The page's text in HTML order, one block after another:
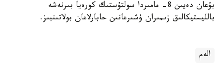
بۇعان دەيىن 8- مامىردا سولتۇستىك كورەيا بىرنەشە
بالليستيكالىق زىمىران ۇشىرعانىن حابارلاعان بولاتىنبىز.
الەم